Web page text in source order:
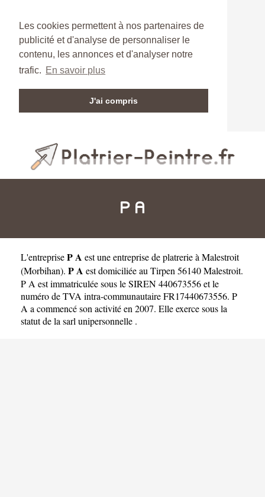
Les cookies permettent à nos partenaires de
publicité et d'analyse de personnaliser le
contenu, les annonces et d'analyser notre
trafic. En savoir plus
J'ai compris
P A
L'entrepriseP A est uneentreprise de platrerie à Malestroit
(Morbihan). P A est domiciliée au Tirpen 56140 Malestroit.
P A est immatriculée sous le SIREN 440673556 et le
numéro de TVA intra-communautaire FR17440673556. P
A a commencé son activité en 2007. Elle exerce sous la
statut de la sarl unipersonnelle .